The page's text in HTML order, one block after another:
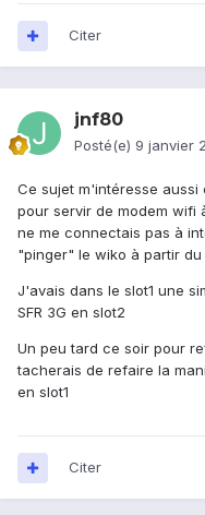
Citer
jnf80
Posté(e) 9 janvier
Ce sujet m'intéresse aussi
pour servir de modem wifi
ne me connectais pas à
"pinger" le wiko à partir du
J'avais dans le slot1 une
SFR 3G en slot2
Un peu tard ce soir pour
tacherais de refaire la
en slot1
Citer